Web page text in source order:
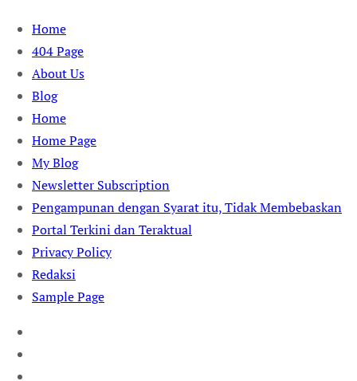
Skip
content
Home
404 Page
About Us
Blog
Home
Home Page
My Blog
Newsletter Subscription
Pengampunan dengan Syarat itu, Tidak Membebaskan
Portal Terkini dan Teraktual
Privacy Policy
Redaksi
Sample Page